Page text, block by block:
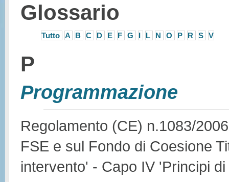
Glossario
Tutto A B C D E F G I L N O P R S V
P
Programmazione
Regolamento (CE) n.1083/
FSE e sul Fondo di Coesione
intervento' - Capo IV 'Principi